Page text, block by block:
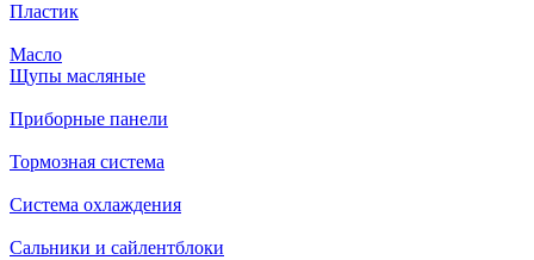
Пластик
Масло
Щупы масляные
Приборные панели
Тормозная система
Система охлаждения
Сальники и сайлентблоки